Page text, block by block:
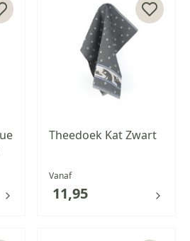
Theedoek Kat Zwart
Vanaf
11,95